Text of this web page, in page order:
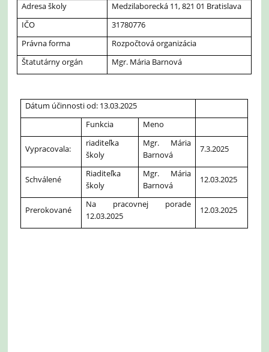
Adresa školy
Medzilaborecká 11, 821 01 Bratislava
IČO
31780776
Právna forma
Rozpočtová organizácia
Štatutárny orgán
Mgr. Mária Barnová
Dátum účinnosti od: 13.03.2025
Funkcia
Meno
Vypracovala:
riaditeľka
školy
Mgr. Mária
Barnová
7.3.2025
Schválené
Riaditeľka
školy
Mgr. Mária
Barnová
12.03.2025
Prerokované
Na pracovnej porade
12.03.2025
12.03.2025